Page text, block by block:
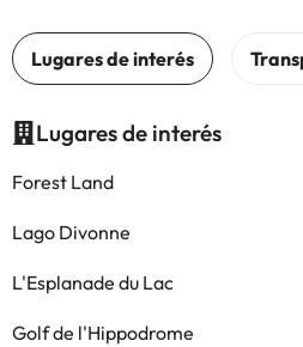
Lugares de interés
Forest Land
Lago Divonne
L'Esplanade du Lac
Golf de l'Hippodrome